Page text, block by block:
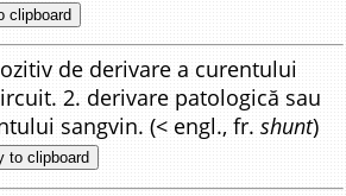
clipboard
de derivare a curentului
2. derivare patologică sau
sangvin. (< engl., fr.shunt)
to clipboard